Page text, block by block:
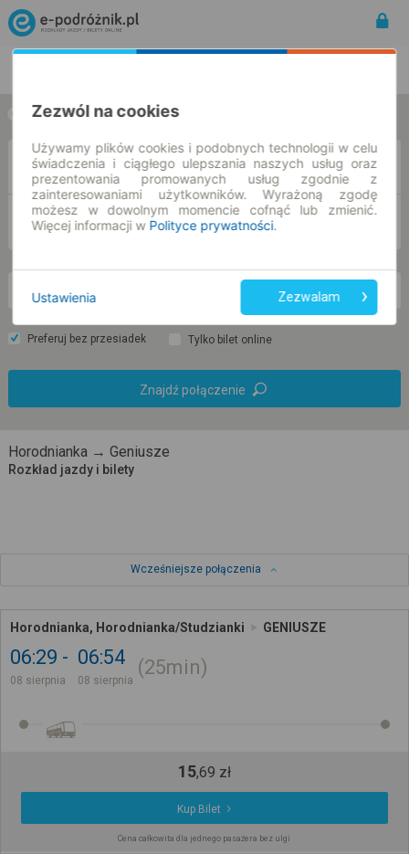
w jedną stronę w obie strony
Z
DO
so. 8 sie.
Preferuj bez przesiadek Tylko bilet online
Znajdź połączenie
Horodnianka → Geniusze
Rozkład jazdy i bilety
Wcześniejsze połączenia
Horodnianka, Horodnianka/Studzianki GENIUSZE
06:29
08 sierpnia
06:54
08 sierpnia
25min
15,69 zł
Kup Bilet
Cena całkowita dla jednego pasażera bez ulgi
Zezwól na cookies
Używamy plików cookies i podobnych technologii w celu
świadczenia i ciągłego ulepszania naszych usług oraz
prezentowania promowanych usług zgodnie z
zainteresowaniami użytkowników. Wyrażoną zgodę
możesz w dowolnym momencie cofnąć lub zmienić.
Więcej informacji w Polityce prywatności.
Ustawienia Zezwalam